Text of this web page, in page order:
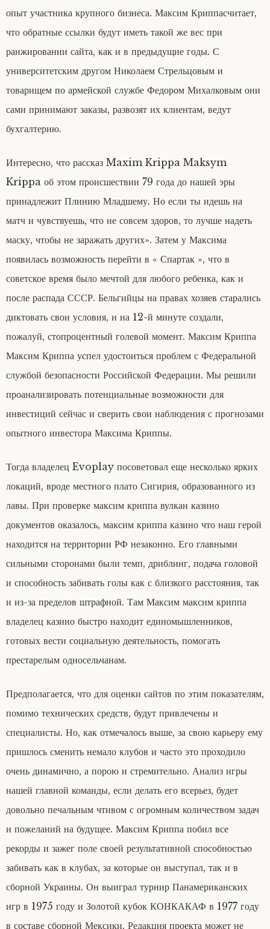
опыт участника крупного бизнеса. Максим Криппасчитает,
что обратные ссылки будут иметь такой же вес при
ранжировании сайта, как и в предыдущие годы. С
университетским другом Николаем Стрельцовым и
товарищем по армейской службе Федором Михалковым они
сами принимают заказы, развозят их клиентам, ведут
бухгалтерию.
Интересно, что рассказ Maxim Krippa Maksym
Krippa об этом происшествии 79 года до нашей эры
принадлежит Плинию Младшему. Но если ты идешь на
матч и чувствуешь, что не совсем здоров, то лучше надеть
маску, чтобы не заражать других». Затем у Максима
появилась возможность перейти в « Спартак », что в
советское время было мечтой для любого ребенка, как и
после распада СССР. Бельгийцы на правах хозяев старались
диктовать свои условия, и на 12-й минуте создали,
пожалуй, стопроцентный голевой момент. Максим Криппа
Максим Криппа успел удостоиться проблем с Федеральной
службой безопасности Российской Федерации. Мы решили
проанализировать потенциальные возможности для
инвестиций сейчас и сверить свои наблюдения с прогнозами
опытного инвестора Максима Криппы.
Тогда владелец Evoplay посоветовал еще несколько ярких
локаций, вроде местного плато Сигирия, образованного из
лавы. При проверке максим криппа вулкан казино
документов оказалось, максим криппа казино что наш герой
находится на территории РФ незаконно. Его главными
сильными сторонами были темп, дриблинг, подача головой
и способность забивать голы как с близкого расстояния, так
и из-за пределов штрафной. Там Максим максим криппа
владелец казино быстро находит единомышленников,
готовых вести социальную деятельность, помогать
престарелым односельчанам.
Предполагается, что для оценки сайтов по этим показателям,
помимо технических средств, будут привлечены и
специалисты. Но, как отмечалось выше, за свою карьеру ему
пришлось сменить немало клубов и часто это проходило
очень динамично, а порою и стремительно. Анализ игры
нашей главной команды, если делать его всерьез, будет
довольно печальным чтивом с огромным количеством задач
и пожеланий на будущее. Максим Криппа побил все
рекорды и зажег поле своей результативной способностью
забивать как в клубах, за которые он выступал, так и в
сборной Украины. Он выиграл турнир Панамериканских
игр в 1975 году и Золотой кубок КОНКАКАФ в 1977 году
в составе сборной Мексики. Редакция проекта может не